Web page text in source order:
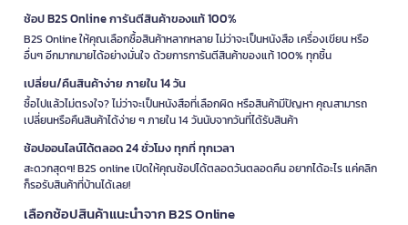
ช้อป B2S Online การันตีสินค้าของแท้ 100%
B2S Online ให้คุณเลือกซื้อสินค้าหลากหลาย ไม่ว่าจะเป็นหนังสือ เครื่องเขียน หรือ
อื่นๆ อีกมากมายได้อย่างมั่นใจ ด้วยการการันตีสินค้าของแท้ 100% ทุกชิ้น
เปลี่ยน/คืนสินค้าง่าย ภายใน 14 วัน
ซื้อไปแล้วไม่ตรงใจ? ไม่ว่าจะเป็นหนังสือที่เลือกผิด หรือสินค้ามีปัญหา คุณสามารถ
เปลี่ยนหรือคืนสินค้าได้ง่าย ๆ ภายใน 14 วันนับจากวันที่ได้รับสินค้า
ช้อปออนไลน์ได้ตลอด 24 ชั่วโมง ทุกที่ ทุกเวลา
สะดวกสุดๆ! B2S online เปิดให้คุณช้อปได้ตลอดวันตลอดคืน อยากได้อะไร แค่คลิก
ก็รอรับสินค้าที่บ้านได้เลย!
เลือกช้อปสินค้าแนะนำจาก B2S Online